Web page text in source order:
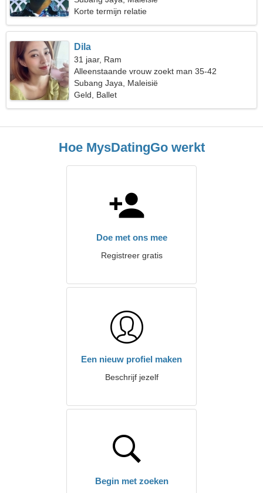
Korte termijn relatie
Dila
31 jaar, Ram
Alleenstaande vrouw zoekt man 35-42
Subang Jaya, Maleisië
Geld, Ballet
Hoe MysDatingGo werkt
Doe met ons mee
Registreer gratis
Een nieuw profiel maken
Beschrijf jezelf
Begin met zoeken